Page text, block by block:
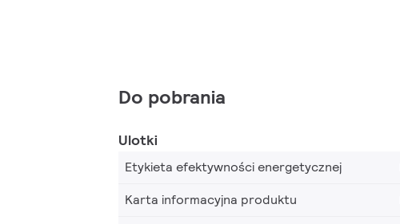
Do pobrania
Ulotki
Etykieta efektywności energetycznej
Karta informacyjna produktu